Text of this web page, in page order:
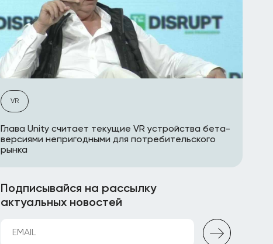
VR
Глава Unity считает текущие VR устройства бета-
версиями непригодными для потребительского
рынка
Подписывайся на рассылку
актуальных новостей